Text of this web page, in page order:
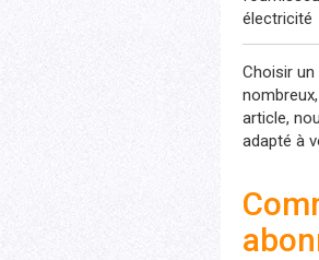
Choisir
article,
adapté à